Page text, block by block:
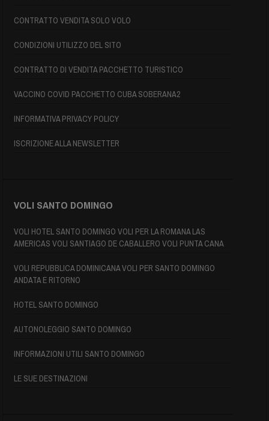
CONTRATTO VENDITA SOLO VOLO
CONDIZIONI UTILIZZO DEL SITO
CONTRATTO DI VENDITA PACCHETTO TURISTICO
VACCINO COVID PACCHETTO CUBA SOBERANA2
INFORMATIVA PRIVACY POLICY
ISCRIZIONE ALLA NEWSLETTER
VOLI SANTO DOMINGO
VOLI HOTEL SANTO DOMINGO VOLI PER LA ROMANA LAS
AMERICAS VOLI SANTIAGO DE CABALLERO VOLI PUNTA CANA
VOLI REPUBBLICA DOMINICANA VOLI PER SANTO DOMINGO
ANDATA E RITORNO
HOTEL SANTO DOMINGO
AUTONOLEGGIO SANTO DOMINGO
INFORMAZIONI UTILI SANTO DOMINGO
LE SUE DESTINAZIONI